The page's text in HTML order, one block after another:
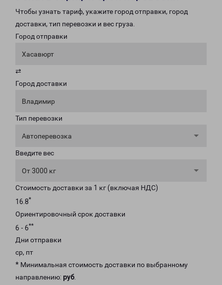
Чтобы узнать тариф, укажите город отправки, город
доставки, тип перевозки и вес груза.
Город отправки
Хасавюрт
⇄
Город доставки
Владимир
Тип перевозки
Автоперевозка
Введите вес
От 3000 кг
Стоимость доставки за 1 кг (включая НДС)
16.8*
Ориентировочный срок доставки
6 - 6**
Дни отправки
ср, пт
* Минимальная стоимость доставки по выбранному
направлению: руб.